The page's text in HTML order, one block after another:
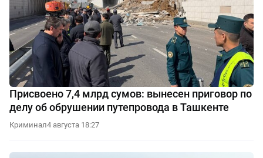
Присвоено 7,4 млрд сумов: вынесен приговор по
делу об обрушении путепровода в Ташкенте
Криминал4 августа 18:27